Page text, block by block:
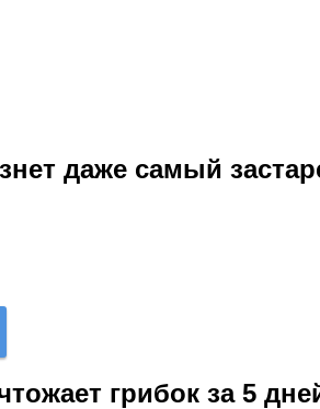
даже самый
грибок за 5